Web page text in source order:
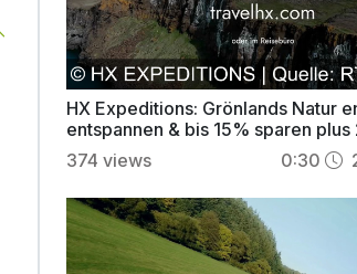
HX Expeditions: Grönlands Natur
entspannen & bis 15% sparen
Bordguthaben
374 views 0:30